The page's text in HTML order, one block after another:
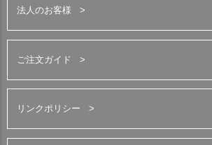
法人のお客様
ご注文ガイド
リンクポリシー